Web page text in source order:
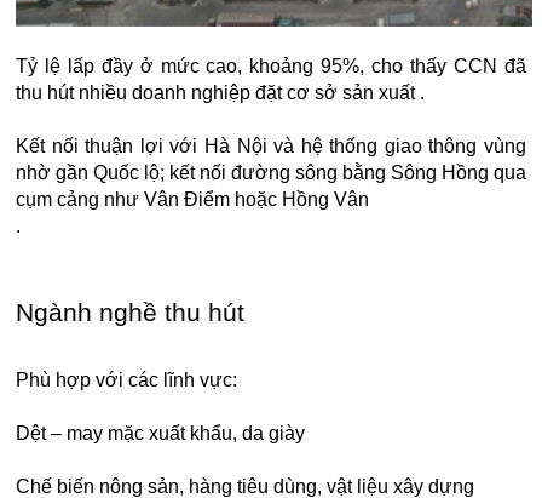
Tỷ lệ lấp đầy ở mức cao, khoảng 95%, cho thấy CCN đã
thu hút nhiều doanh nghiệp đặt cơ sở sản xuất .
Kết nối thuận lợi với Hà Nội và hệ thống giao thông vùng
nhờ gần Quốc lộ; kết nối đường sông bằng Sông Hồng qua
cụm cảng như Vân Điểm hoặc Hồng Vân
.
Ngành nghề thu hút
Phù hợp với các lĩnh vực:
Dệt – may mặc xuất khẩu, da giày
Chế biến nông sản, hàng tiêu dùng, vật liệu xây dựng